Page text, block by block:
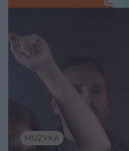
MUZYKA